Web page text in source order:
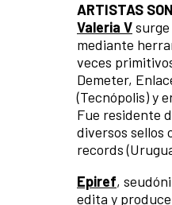
ARTISTAS
Valeria V
mediante
veces
Demeter,
(Tecnópolis) y
Fue residente
diversos sellos
records
Epiref,
edita y